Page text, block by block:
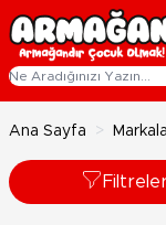
İçeriğe geç
Ana Sayfa >